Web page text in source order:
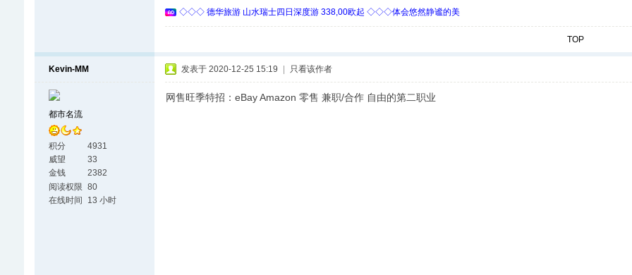
◇◇◇ 德华旅游 山水瑞士四日深度游 338,00欧起 ◇◇◇体会悠然静谧的美
TOP
Kevin-MM
都市名流
积分
4931
威望
33
金钱
2382
阅读权限 80
在线时间
13 小时
发表于 2020-12-25 15:19 只看该作者
网售旺季特招：eBay Amazon 零售 兼职/合作 自由的第二职业